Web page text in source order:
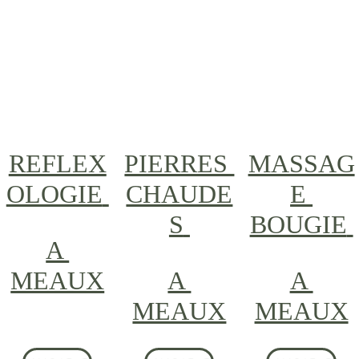
REFLEX
OLOGIE
A
MEAUX
PIERRES
CHAUDE
S
A
MEAUX
MASSAG
E
BOUGIE
A
MEAUX